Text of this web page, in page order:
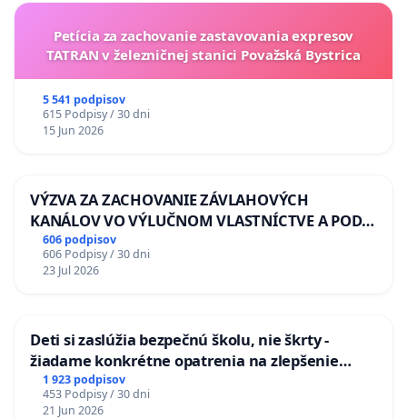
Petícia za zachovanie zastavovania expresov
TATRAN v železničnej stanici Považská Bystrica
5 541 podpisov
615 Podpisy / 30 dni
15 Jun 2026
VÝZVA ZA ZACHOVANIE ZÁVLAHOVÝCH
KANÁLOV VO VÝLUČNOM VLASTNÍCTVE A POD
KONTROLOU SLOVENSKEJ REPUBLIKY & žiadosť
na riešenie zanedbaného stavu závlahových a
odvodňovacích kanálov na Slovensku
606 podpisov
606 Podpisy / 30 dni
23 Jul 2026
Deti si zaslúžia bezpečnú školu, nie škrty -
žiadame konkrétne opatrenia na zlepšenie
situácie v školstve
1 923 podpisov
453 Podpisy / 30 dni
21 Jun 2026